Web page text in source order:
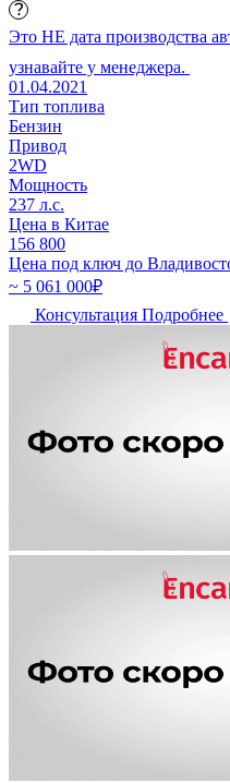
Это НЕ дата производства
узнавайте у менеджера.
01.04.2021
Тип топлива
Бензин
Привод
2WD
Мощность
237 л.с.
Цена в Китае
156 800
Цена под ключ до
~ 5 061 000₽
Консультация Подробнее